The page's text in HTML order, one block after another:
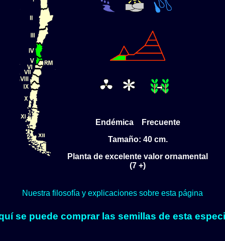
Endémica Frecuente
Tamaño: 40 cm.
Planta de excelente valor ornamental
(7 +)
Nuestra filosofía y explicaciones sobre esta página
se puede comprar las semillas de esta